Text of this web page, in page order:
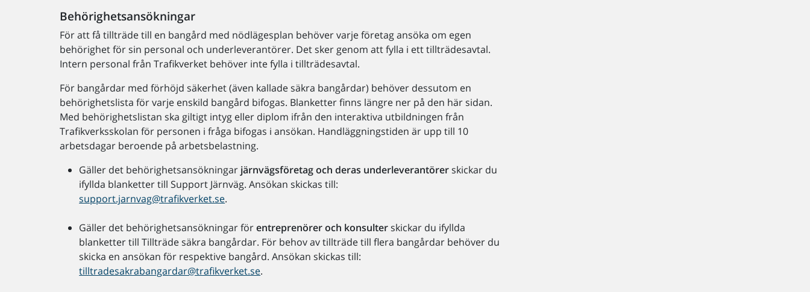
Behörighetsansökningar
För att få tillträde till en bangård med nödlägesplan behöver varje företag ansöka om egen
behörighet för sin personal och underleverantörer. Det sker genom att fylla i ett tillträdesavtal.
Intern personal från Trafikverket behöver inte fylla i tillträdesavtal.
För bangårdar med förhöjd säkerhet (även kallade säkra bangårdar) behöver dessutom en
behörighetslista för varje enskild bangård bifogas. Blanketter finns längre ner på den här sidan.
Med behörighetslistan ska giltigt intyg eller diplom ifrån den interaktiva utbildningen från
Trafikverksskolan för personen i fråga bifogas i ansökan. Handläggningstiden är upp till 10
arbetsdagar beroende på arbetsbelastning.
Gäller det behörighetsansökningar järnvägsföretag och deras underleverantörerskickar du
ifyllda blanketter till Support Järnväg. Ansökan skickas till:
support.jarnvag@trafikverket.se.
Gäller det behörighetsansökningar förentreprenörer och konsulterskickar du ifyllda
blanketter till Tillträde säkra bangårdar. För behov av tillträde till flera bangårdar behöver du
skicka en ansökan för respektive bangård. Ansökan skickas till:
tilltradesakrabangardar@trafikverket.se.